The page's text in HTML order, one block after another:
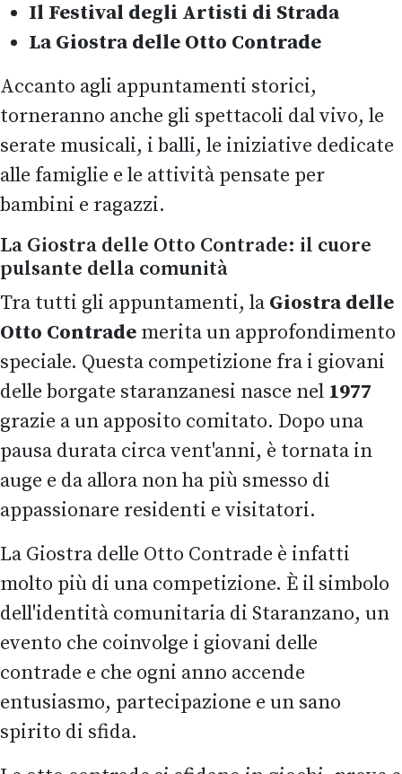
Il Festival degli Artisti di Strada
La Giostra delle Otto Contrade
Accanto agli appuntamenti storici,
torneranno anche gli spettacoli dal vivo, le
serate musicali, i balli, le iniziative dedicate
alle famiglie e le attività pensate per
bambini e ragazzi.
La Giostra delle Otto Contrade: il cuore
pulsante della comunità
Tra tutti gli appuntamenti, la Giostra delle
Otto Contrade merita un approfondimento
speciale. Questa competizione fra i giovani
delle borgate staranzanesi nasce nel 1977
grazie a un apposito comitato. Dopo una
pausa durata circa vent'anni, è tornata in
auge e da allora non ha più smesso di
appassionare residenti e visitatori.
La Giostra delle Otto Contrade è infatti
molto più di una competizione. È il simbolo
dell'identità comunitaria di Staranzano, un
evento che coinvolge i giovani delle
contrade e che ogni anno accende
entusiasmo, partecipazione e un sano
spirito di sfida.